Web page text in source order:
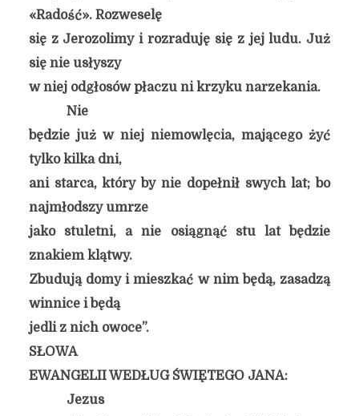
«Radość». Rozweselę
się z Jerozolimy i rozraduję się z jej ludu. Już
się nie usłyszy
w niej odgłosów płaczu ni krzyku narzekania.
Nie
będzie już w niej niemowlęcia, mającego żyć
tylko kilka dni,
ani starca, który by nie dopełnił swych lat; bo
najmłodszy umrze
jako stuletni, a nie osiągnąć stu lat będzie
znakiem klątwy.
Zbudują domy i mieszkać w nim będą, zasadzą
winnice i będą
jedli z nich owoce”.
SŁOWA
EWANGELII WEDŁUG ŚWIĘTEGO JANA:
Jezus